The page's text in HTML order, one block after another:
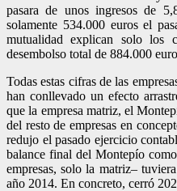
pasara de unos ingresos de
solamente 534.000 euros el
mutualidad explican solo los
desembolso total de 884.000
Todas estas cifras de las
han conllevado un efecto
que la empresa matriz, el
del resto de empresas en
redujo el pasado ejercicio
balance final del Montepío
empresas, solo la matriz–
año 2014. En concreto, cerró